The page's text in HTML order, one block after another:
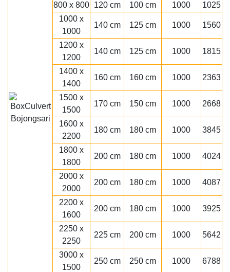
800 x 800 120 cm 100 cm 1000
1025
1000 x
1000
140 cm 125 cm 1000 1560
1200 x
1200
140 cm 125 cm 1000 1815
1400 x
1400
160 cm 160 cm 1000 2363
1500 x
1500
170 cm 150 cm 1000 2668
1600 x
2200
180 cm 180 cm 1000 3845
1800 x
1800
200 cm 180 cm 1000 4024
2000 x
2000
200 cm 180 cm 1000 4087
2200 x
1600
200 cm 180 cm 1000 3925
2250 x
2250
225 cm 200 cm 1000 5642
3000 x
1500
250 cm 250 cm 1000 6788